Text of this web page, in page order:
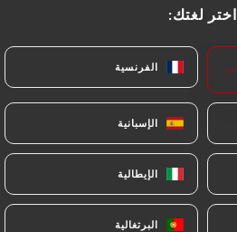
اختر لغتك:
الفرنسية
الإسبانية
الإيطالية
البرتغالية
Les Koteletes de Boeuf
اختر لغتك:
الفرنسية
الإسبانية
الإيطالية
البرتغالية